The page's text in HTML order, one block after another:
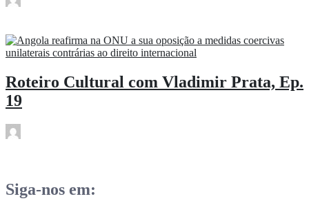
Roteiro Cultural com Vladimir Prata, Ep.
19
Siga-nos em: